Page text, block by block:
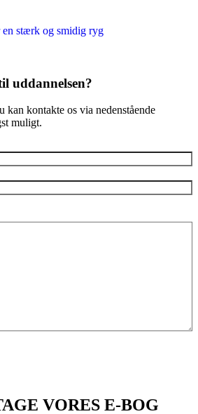
stærk og smidig ryg
uddannelsen?
kontakte os via nedenstående
muligt.
VORES E-BOG